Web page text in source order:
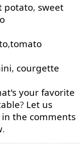
potato, sweet
,tomato
, courgette
your favorite
? Let us
in the comments
.